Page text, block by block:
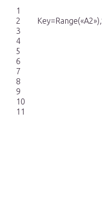
1
2
3
4
5
6
7
8
9
10
11